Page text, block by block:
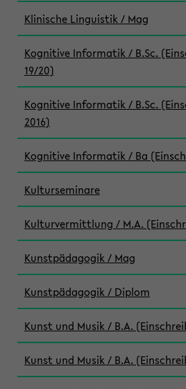
Klinische Linguistik / Mag
Kognitive Informatik / B.Sc.
19/20)
Kognitive Informatik / B.Sc.
2016)
Kognitive Informatik / Ba
Kulturseminare
Kulturvermittlung / M.A.
Kunstpädagogik / Mag
Kunstpädagogik / Diplom
Kunst und Musik / B.A.
Kunst und Musik / B.A.